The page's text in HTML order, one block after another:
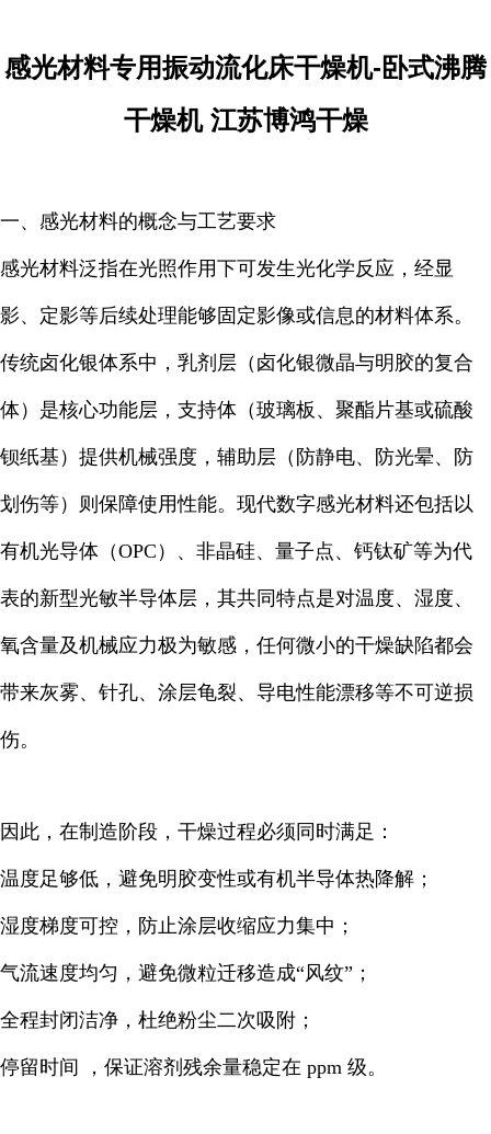
感光材料专用振动流化床干燥机-卧式沸腾
干燥机 江苏博鸿干燥
一、感光材料的概念与工艺要求
感光材料泛指在光照作用下可发生光化学反应，经显
影、定影等后续处理能够固定影像或信息的材料体系。
传统卤化银体系中，乳剂层（卤化银微晶与明胶的复合
体）是核心功能层，支持体（玻璃板、聚酯片基或硫酸
钡纸基）提供机械强度，辅助层（防静电、防光晕、防
划伤等）则保障使用性能。现代数字感光材料还包括以
有机光导体（OPC）、非晶硅、量子点、钙钛矿等为代
表的新型光敏半导体层，其共同特点是对温度、湿度、
氧含量及机械应力极为敏感，任何微小的干燥缺陷都会
带来灰雾、针孔、涂层龟裂、导电性能漂移等不可逆损
伤。
因此，在制造阶段，干燥过程必须同时满足：
温度足够低，避免明胶变性或有机半导体热降解；
湿度梯度可控，防止涂层收缩应力集中；
气流速度均匀，避免微粒迁移造成“风纹”；
全程封闭洁净，杜绝粉尘二次吸附；
停留时间 ，保证溶剂残余量稳定在 ppm 级。